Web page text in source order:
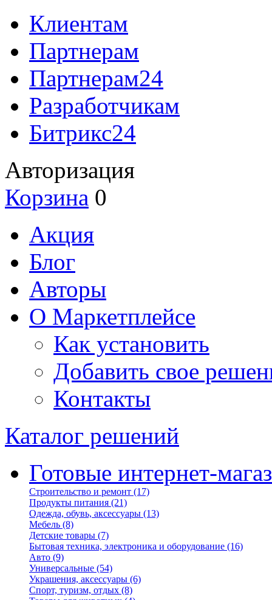
Клиентам
Партнерам
Партнерам24
Разработчикам
Битрикс24
Авторизация
Корзина 0
Акция
Блог
Авторы
О Маркетплейсе
Как установить
Добавить свое
Контакты
Каталог решений
Готовые интернет-
Строительство и ремонт (17)
Продукты питания (21)
Одежда, обувь, аксессуары (13)
Мебель (8)
Детские товары (7)
Бытовая техника, электроника и оборудование (16)
Авто (9)
Универсальные (54)
Украшения, аксессуары (6)
Спорт, туризм, отдых (8)